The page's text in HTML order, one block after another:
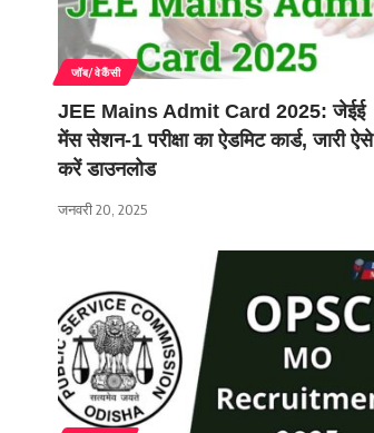
जॉब/वेकैंसी
JEE Mains Admit Card 2025: जेईई
मेंस सेशन-1 परीक्षा का ऐडमिट कार्ड, जारी ऐसे
करें डाउनलोड
जनवरी 20, 2025